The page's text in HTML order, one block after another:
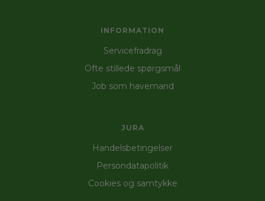
INFORMATION
Servicefradrag
Ofte stillede spørgsmål
Job som havemand
JURA
Handelsbetingelser
Persondatapolitik
Cookies og samtykke